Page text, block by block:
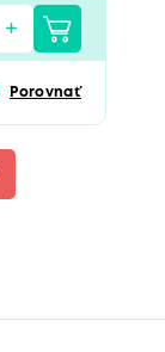
Porovnať